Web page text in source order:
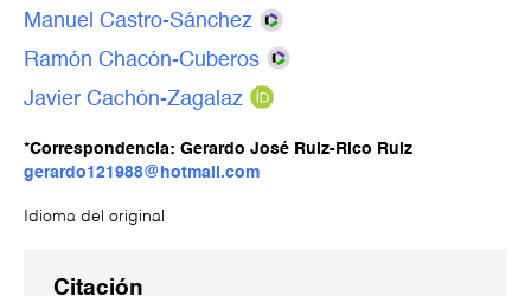
Manuel Castro-Sánchez
Ramón Chacón-Cuberos
Javier Cachón-Zagalaz
*Correspondencia: Gerardo José Ruiz-Rico Ruiz
gerardo121988@hotmail.com
Idioma del original
Citación